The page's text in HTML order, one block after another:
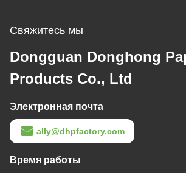
Свяжитесь мы
Dongguan Donghong
Products Co., Ltd
Электронная почта
ally@dhpfactory.com
Время работы